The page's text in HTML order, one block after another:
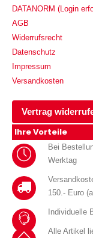
DATANORM (Login
AGB
Widerrufsrecht
Datenschutz
Impressum
Versandkosten
Vertrag
Ihre Vorteile
Bei
Werktag
150.- Euro
Individuelle
Alle Artikel